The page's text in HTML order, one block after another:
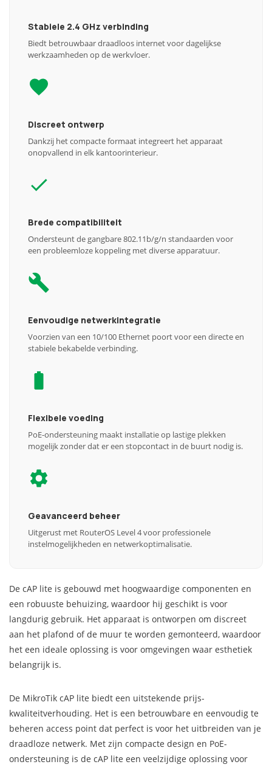
Stabiele 2.4 GHz verbinding
Biedt betrouwbaar draadloos internet voor dagelijkse
werkzaamheden op de werkvloer.
Discreet ontwerp
Dankzij het compacte formaat integreert het apparaat
onopvallend in elk kantoorinterieur.
Brede compatibiliteit
Ondersteunt de gangbare 802.11b/g/n standaarden voor
een probleemloze koppeling met diverse apparatuur.
Eenvoudige netwerkintegratie
Voorzien van een 10/100 Ethernet poort voor een directe en
stabiele bekabelde verbinding.
Flexibele voeding
PoE-ondersteuning maakt installatie op lastige plekken
mogelijk zonder dat er een stopcontact in de buurt nodig is.
Geavanceerd beheer
Uitgerust met RouterOS Level 4 voor professionele
instelmogelijkheden en netwerkoptimalisatie.
De cAP lite is gebouwd met hoogwaardige componenten en
een robuuste behuizing, waardoor hij geschikt is voor
langdurig gebruik. Het apparaat is ontworpen om discreet
aan het plafond of de muur te worden gemonteerd, waardoor
het een ideale oplossing is voor omgevingen waar esthetiek
belangrijk is.
De MikroTik cAP lite biedt een uitstekende prijs-
kwaliteitverhouding. Het is een betrouwbare en eenvoudig te
beheren access point dat perfect is voor het uitbreiden van je
draadloze netwerk. Met zijn compacte design en PoE-
ondersteuning is de cAP lite een veelzijdige oplossing voor